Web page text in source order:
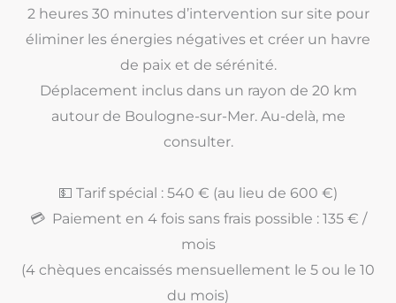
2 heures 30 minutes d’intervention sur site pour
éliminer les énergies négatives et créer un havre
de paix et de sérénité.
Déplacement inclus dans un rayon de 20 km
autour de Boulogne-sur-Mer. Au-delà, me
consulter.
💵 Tarif spécial : 540 € (au lieu de 600 €)
💳 Paiement en 4 fois sans frais possible : 135 € /
mois
(4 chèques encaissés mensuellement le 5 ou le 10
du mois)